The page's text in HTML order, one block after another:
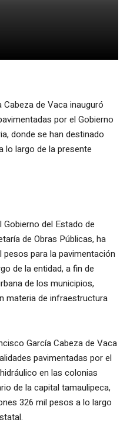
de Vaca inauguró
por el Gobierno
donde se han destinado
lo largo de la presente
Gobierno del Estado de
de Obras Públicas, ha
para la pavimentación
de la entidad, a fin de
de los municipios,
materia de infraestructura
García Cabeza de Vaca
pavimentadas por el
en las colonias
de la capital tamaulipeca,
326 mil pesos a lo largo